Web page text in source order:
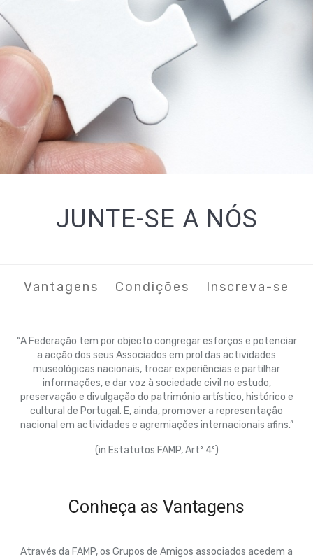
JUNTE-SE A NÓS
Vantagens Condições Inscreva-se
“A Federação tem por objecto congregar esforços e potenciar
a acção dos seus Associados em prol das actividades
museológicas nacionais, trocar experiências e partilhar
informações, e dar voz à sociedade civil no estudo,
preservação e divulgação do património artístico, histórico e
cultural de Portugal. E, ainda, promover a representação
nacional em actividades e agremiações internacionais afins.”
(in Estatutos FAMP, Artº 4º)
Conheça as Vantagens
Através da FAMP, os Grupos de Amigos associados acedem a